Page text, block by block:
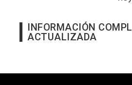
INFORMACIÓN
ACTUALIZADA